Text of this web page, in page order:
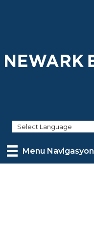
Menu Navigasyon